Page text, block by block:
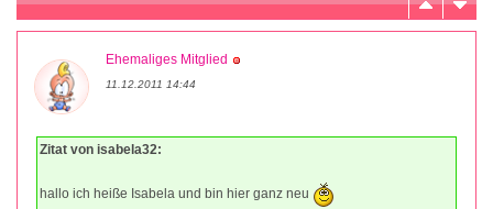
Ehemaliges Mitglied
11.12.2011 14:44
Zitat von isabela32:
hallo ich heiße Isabela und bin hier ganz neu